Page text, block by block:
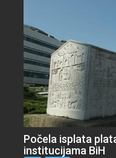
Počela isplata
institucijama BiH